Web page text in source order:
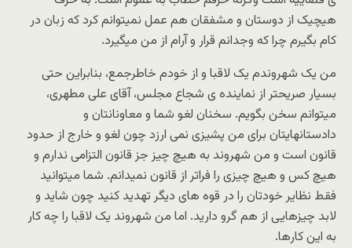
هیچیک از دوستان و مشفقان هم عمل نمیتوانم کرد که زبان در
کام بگیرم چرا که وجدانم قرار و آرام از من میگیرد.
من یک شهروندم یک لاقبا و از خودم خاطرجمع، بنابراین حتی
بسیار صریحتر از نماینده ی شجاع مجلس، آقای علی مطهری،
میتوانم سخن بگویم. سخنان لغو شما و معاونانتان و
دادستانهایتان برای من پشیزی نمی ارزد چون لغو و خارج از حدود
قانون است و من شهروند به هیچ چیز جز قانون التزامی ندارم و
هیچ کس و هیچ چیزی را فراتر از قانون نمیدانم. شما میتوانید
فقط نظایر خودتان را در قوه های دیگر تهدید کنید چون شاید و
لابد چیزهایی از هم گرو دارید. اما من شهروند یک لاقبا را چه کار
به این کارها.